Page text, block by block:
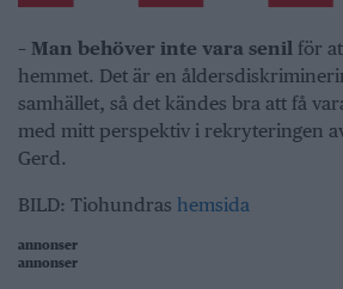
​– Man behöver inte vara senil för
hemmet. Det är en
samhället, så det kändes bra att få
med mitt perspektiv i rekryteringen
Gerd.
BILD: Tiohundras hemsida
annonser
annonser